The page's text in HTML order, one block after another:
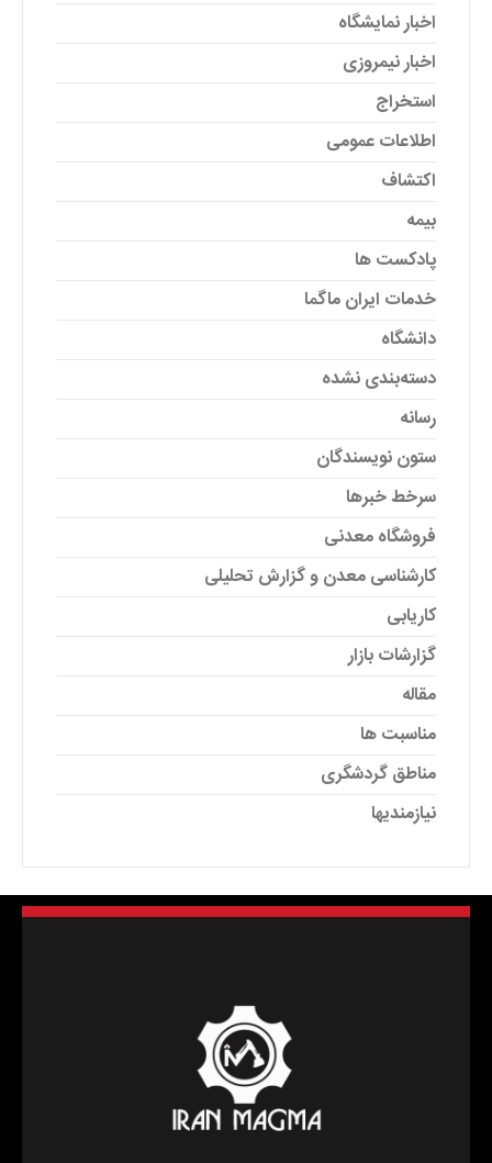
اخبار نمایشگاه
اخبار نیمروزی
استخراج
اطلاعات عمومی
اکتشاف
بیمه
پادکست ها
خدمات ایران ماگما
دانشگاه
دسته‌بندی نشده
رسانه
ستون نویسندگان
سرخط خبرها
فروشگاه معدنی
کارشناسی معدن و گزارش تحلیلی
کاریابی
گزارشات بازار
مقاله
مناسبت ها
مناطق گردشگری
نیازمندیها